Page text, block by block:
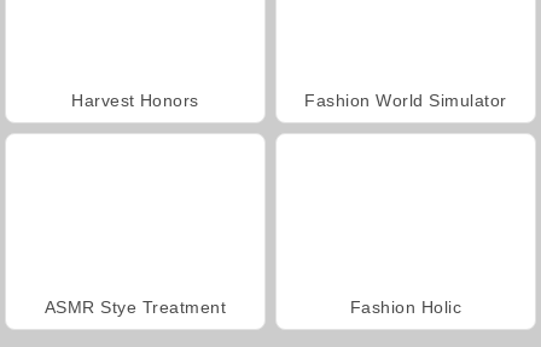
Harvest Honors Fashion World Simulator
ASMR Stye Treatment Fashion Holic